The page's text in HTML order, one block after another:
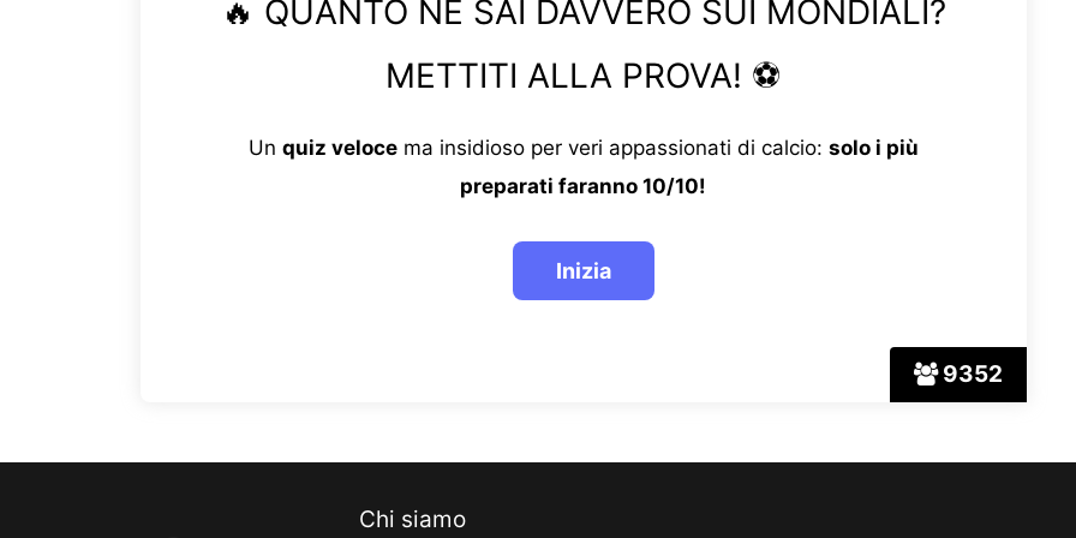
9352
🔥 QUANTO NE SAI DAVVERO SUI MONDIALI?
METTITI ALLA PROVA! ⚽
Un quiz velocema insidioso per veri appassionati di calcio: solo i più
preparati faranno 10/10!
Chi siamo